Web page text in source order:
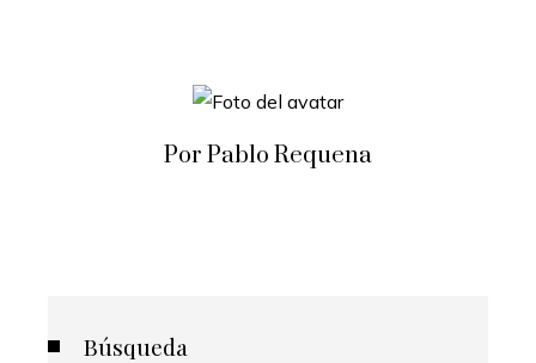
Por Pablo Requena
Búsqueda